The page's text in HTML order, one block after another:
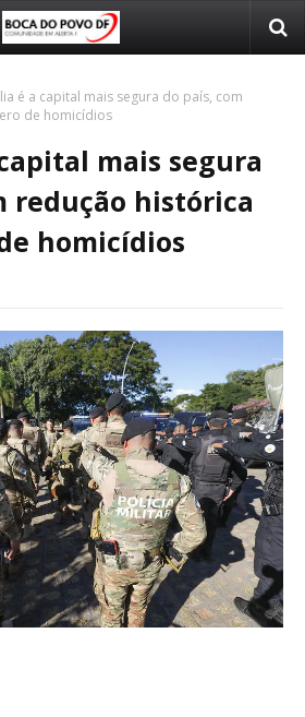
é a capital mais segura do país, com
de homicídios
mais segura
redução histórica
homicídios